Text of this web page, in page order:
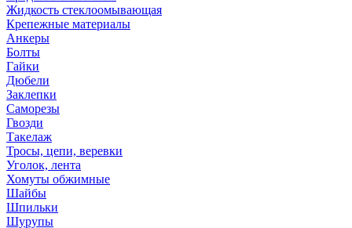
Жидкость стеклоомывающая
Крепежные материалы
Анкеры
Болты
Гайки
Дюбели
Заклепки
Саморезы
Гвозди
Такелаж
Тросы, цепи, веревки
Уголок, лента
Хомуты обжимные
Шайбы
Шпильки
Шурупы